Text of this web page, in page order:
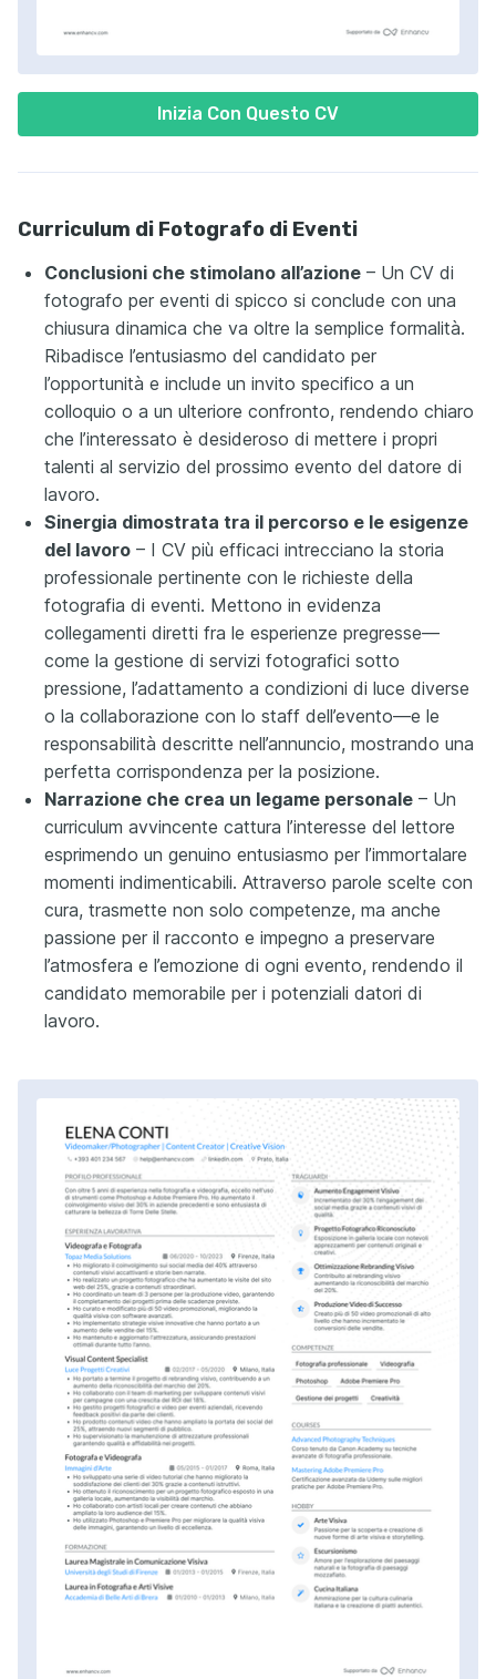
Inizia Con Questo CV
Curriculum di Fotografo di Eventi
Conclusioni che stimolano all’azione – Un CV di
fotografo per eventi di spicco si conclude con una
chiusura dinamica che va oltre la semplice formalità.
Ribadisce l’entusiasmo del candidato per
l’opportunità e include un invito specifico a un
colloquio o a un ulteriore confronto, rendendo chiaro
che l’interessato è desideroso di mettere i propri
talenti al servizio del prossimo evento del datore di
lavoro.
Sinergia dimostrata tra il percorso e le esigenze
del lavoro – I CV più efficaci intrecciano la storia
professionale pertinente con le richieste della
fotografia di eventi. Mettono in evidenza
collegamenti diretti fra le esperienze pregresse—
come la gestione di servizi fotografici sotto
pressione, l’adattamento a condizioni di luce diverse
o la collaborazione con lo staff dell’evento—e le
responsabilità descritte nell’annuncio, mostrando una
perfetta corrispondenza per la posizione.
Narrazione che crea un legame personale – Un
curriculum avvincente cattura l’interesse del lettore
esprimendo un genuino entusiasmo per l’immortalare
momenti indimenticabili. Attraverso parole scelte con
cura, trasmette non solo competenze, ma anche
passione per il racconto e impegno a preservare
l’atmosfera e l’emozione di ogni evento, rendendo il
candidato memorabile per i potenziali datori di
lavoro.